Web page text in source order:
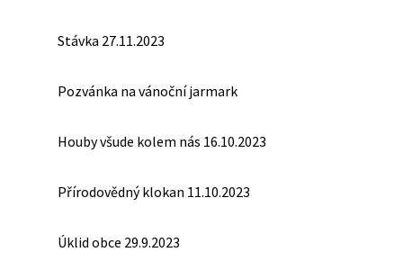
Stávka 27.11.2023
Pozvánka na vánoční jarmark
Houby všude kolem nás 16.10.2023
Přírodovědný klokan 11.10.2023
Úklid obce 29.9.2023